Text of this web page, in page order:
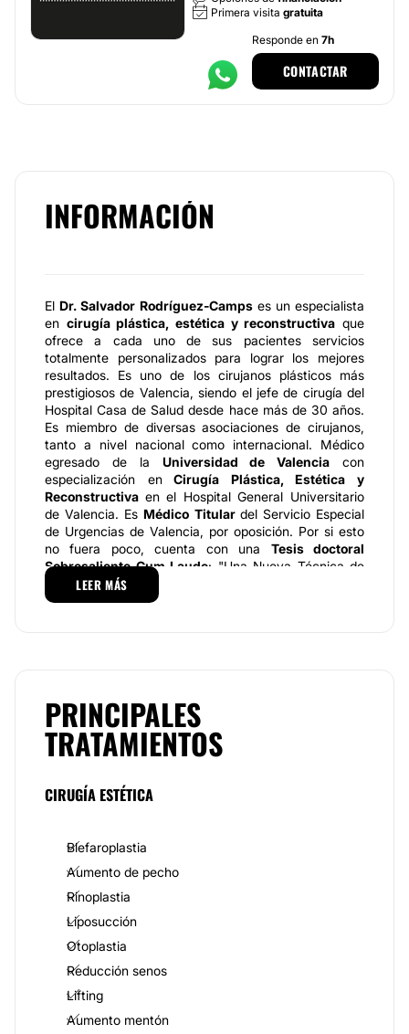
Primera visita gratuita
Responde en 7h
CONTACTAR
INFORMACIÓN
ElDr. Salvador Rodríguez-Campses un especialista
en cirugía plástica, estética y reconstructiva que
ofrece a cada uno de sus pacientes servicios
totalmente personalizados para lograr los mejores
resultados. Es uno de los cirujanos plásticos más
prestigiosos de Valencia, siendo el jefe de cirugía del
Hospital Casa de Salud desde hace más de 30 años.
Es miembro de diversas asociaciones de cirujanos,
tanto a nivel nacional como internacional. Médico
egresado de la Universidad de Valencia con
especialización enCirugía Plástica, Estética y
Reconstructiva en el Hospital General Universitario
de Valencia. EsMédico Titular del Servicio Especial
de Urgencias de Valencia, por oposición. Por si esto
no fuera poco, cuenta con una Tesis doctoral
Sobresaliente Cum Laude: "Una Nueva Técnica de
Remodelación de la Punta Nasal en Rinoplastia, para
Casos Extremadamente Difíciles, Mediante la
Aunque su formación como cirujano plástico le
permite ofrecer un amplio catálogo de servicio, que
van desde la cirugía facial en general hasta la
corporal, el doctor se ha logrado hacer de una
rinoplastia. El doctor Salvador ha desarrollado una
técnica de rinoplastia inigualable, que le permite al
que deje de lado su esencia, eso que lo hace
diferente. Independientemente del tratamiento que
se vaya a aplicar, los pacientes pueden tener la
certeza que están en manos profesionales y de un
alto valor ético.
Equipo
El doctorRodríguez-Camps
de realizar todas las operaciones en su Clínica de
Cirugía Plástica en Valencia. Además, tanto él como
su equipo médico tienen un trato cercano con sus
LEER MÁS
PRINCIPALES
TRATAMIENTOS
CIRUGÍA ESTÉTICA
Blefaroplastia
Aumento de pecho
Rinoplastia
Liposucción
Otoplastia
Reducción senos
Lifting
Aumento mentón